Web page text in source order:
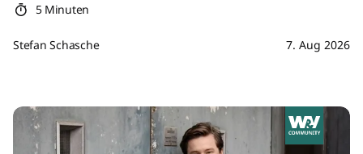
5 Minuten
Stefan Schasche 7. Aug 2026